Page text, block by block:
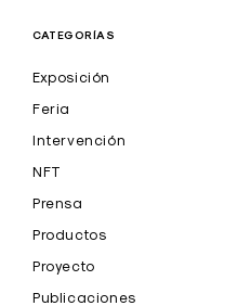
CATEGORÍAS
Exposición
Feria
Intervención
NFT
Prensa
Productos
Proyecto
Publicaciones